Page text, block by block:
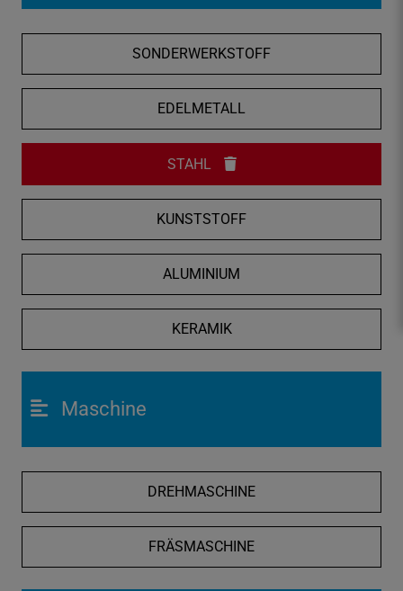
SONDERWERKSTOFF
EDELMETALL
STAHL
KUNSTSTOFF
ALUMINIUM
KERAMIK
Maschine
DREHMASCHINE
FRÄSMASCHINE